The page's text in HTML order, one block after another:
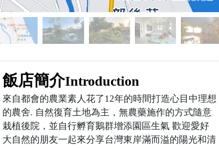
飯店簡介Introduction
來自都會的農業素人花了12年的時間打造心目中理想
的農舍. 自然復育土地為主，無農藥施作的方式隨意
栽植後院，並自行孵育鵝群增添園區生氣 歡迎愛好
大自然的朋友一起來分享台灣東岸滿而溢的陽光和清